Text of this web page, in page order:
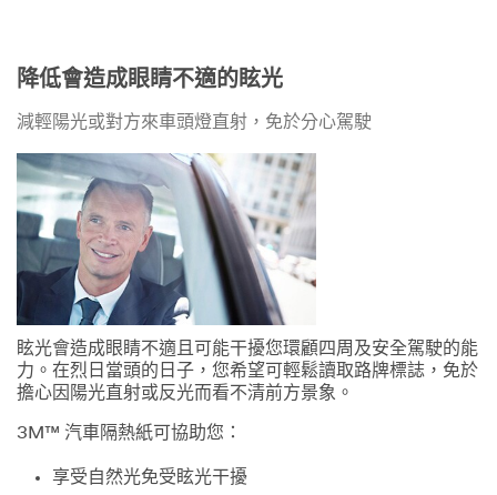
降低會造成眼睛不適的眩光
減輕陽光或對方來車頭燈直射，免於分心駕駛
眩光會造成眼睛不適且可能干擾您環顧四周及安全駕駛的能
力。在烈日當頭的日子，您希望可輕鬆讀取路牌標誌，免於
擔心因陽光直射或反光而看不清前方景象。
3M™ 汽車隔熱紙可協助您：
享受自然光免受眩光干擾